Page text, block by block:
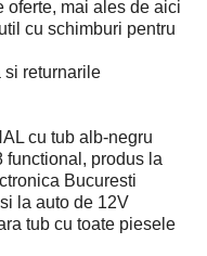
oferte, mai ales de aici
cu schimburi pentru
si returnarile
cu tub alb-negru
functional, produs la
Bucuresti
la auto de 12V
tub cu toate piesele